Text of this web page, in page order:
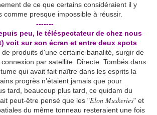
de ce que certains considéraient il y
comme presque impossible à réussir.
-------
peu, le téléspectateur de chez nous
voit sur son écran et entre deux spots
de produits d'une certaine banalité, surgir de
par satellite. Directe. Tombés dans
qui avait fait naître dans les esprits la
progrès n’étaient jamais que pour
tard, beaucoup plus tard, ce quidam du
peut-être pensé que les "Elon Muskeries" et
du même tonneau resteraient une fois